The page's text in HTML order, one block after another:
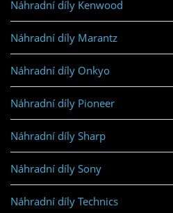
Náhradní díly Kenwood
Náhradní díly Marantz
Náhradní díly Onkyo
Náhradní díly Pioneer
Náhradní díly Sharp
Náhradní díly Sony
Náhradní díly Technics